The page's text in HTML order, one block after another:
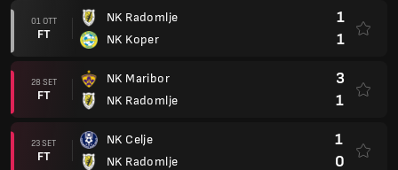
01 OTT
FT
NK Radomlje
NK Koper
1
1
28 SET
FT
NK Maribor
NK Radomlje
3
1
23 SET
FT
NK Celje
NK Radomlje
1
0